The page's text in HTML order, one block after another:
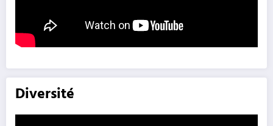
Diversité